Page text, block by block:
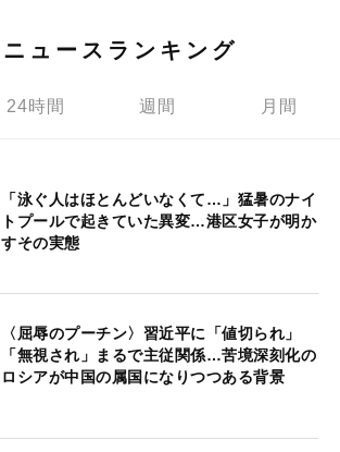
ニュースランキング
24時間 週間 月間
「泳ぐ人はほとんどいなくて…」猛暑のナイ
トプールで起きていた異変…港区女子が明か
すその実態
〈屈辱のプーチン〉習近平に「値切られ」
「無視され」まるで主従関係…苦境深刻化の
ロシアが中国の属国になりつつある背景